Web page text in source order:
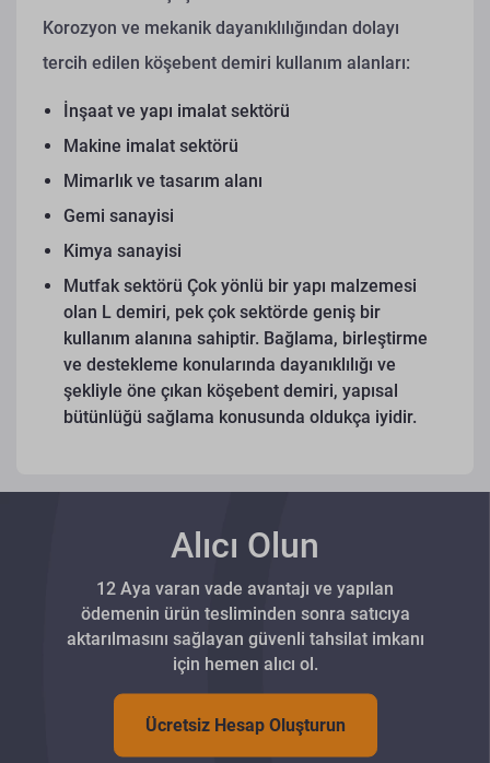
Korozyon ve mekanik dayanıklılığından dolayı
tercih edilen köşebent demiri kullanım alanları:
İnşaat ve yapı imalat sektörü
Makine imalat sektörü
Mimarlık ve tasarım alanı
Gemi sanayisi
Kimya sanayisi
Mutfak sektörü Çok yönlü bir yapı malzemesi
olan L demiri, pek çok sektörde geniş bir
kullanım alanına sahiptir. Bağlama, birleştirme
ve destekleme konularında dayanıklılığı ve
şekliyle öne çıkan köşebent demiri, yapısal
bütünlüğü sağlama konusunda oldukça iyidir.
Alıcı Olun
12 Aya varan vade avantajı ve yapılan
ödemenin ürün tesliminden sonra satıcıya
aktarılmasını sağlayan güvenli tahsilat imkanı
için hemen alıcı ol.
Ücretsiz Hesap Oluşturun